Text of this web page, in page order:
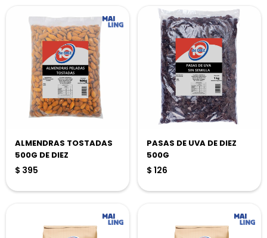
ALMENDRAS TOSTADAS
500G DE DIEZ
$ 395
PASAS DE UVA DE DIEZ
500G
$ 126